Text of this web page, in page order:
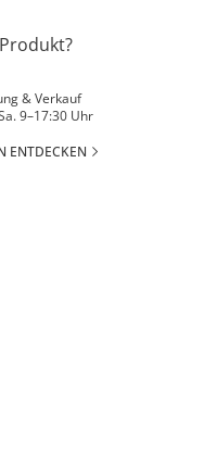
& Verkauf
9–17:30 Uhr
ENTDECKEN